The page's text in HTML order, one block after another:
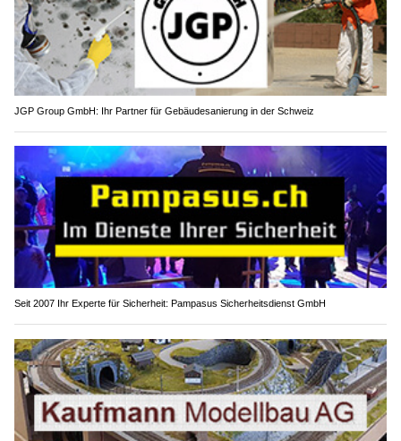
JGP Group GmbH: Ihr Partner für Gebäudesanierung in der Schweiz
Seit 2007 Ihr Experte für Sicherheit: Pampasus Sicherheitsdienst GmbH